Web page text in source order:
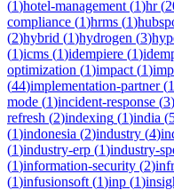
(1)hotel-management (1)hr(
compliance (1)hrms (1)
(2)hybrid (1)hydrogen (3)
(1)icms (1)idempiere (1)
optimization (1)impact (1)
(44)implementation-partner(1
mode (1)incident-response (3)
refresh (2)indexing (1)india (
(1)indonesia (2)industry (4)
(1)industry-erp (1)industry-
(1)information-security (2)
(1)infusionsoft (1)inp (1)